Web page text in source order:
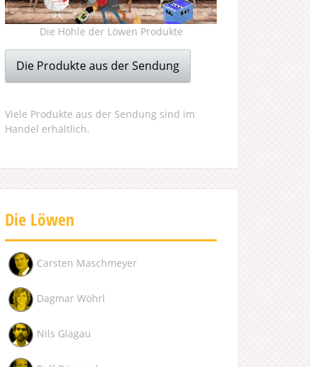
Die Höhle der Löwen Produkte
Die Produkte aus der Sendung
Viele Produkte aus der Sendung sind im
Handel erhältlich.
Die Löwen
Carsten Maschmeyer
Dagmar Wöhrl
Nils Glagau